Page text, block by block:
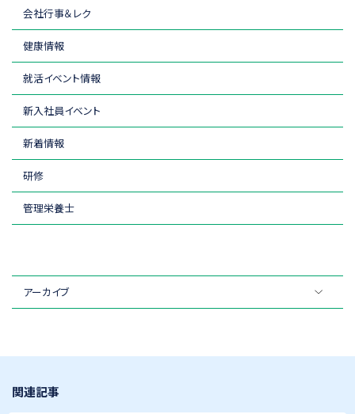
会社行事＆レク
健康情報
就活イベント情報
新入社員イベント
新着情報
研修
管理栄養士
アーカイブ
関連記事